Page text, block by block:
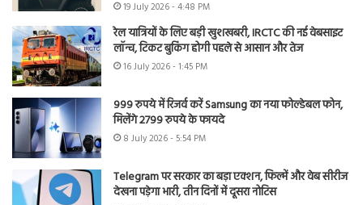
19 July 2026 - 4:48 PM
रेल यात्रियों के लिए बड़ी खुशखबरी, IRCTC की नई वेबसाइट
लॉन्च, टिकट बुकिंग होगी पहले से आसान और तेज
16 July 2026 - 1:45 PM
999 रुपये में रिजर्व करें Samsung का नया फोल्डेबल फोन,
मिलेंगे 2799 रुपये के फायदे
8 July 2026 - 5:54 PM
Telegram पर सरकार का बड़ा एक्शन, फिल्में और वेब सीरीज
देखना पड़ेगा भारी, तीन दिनों में दूसरा नोटिस